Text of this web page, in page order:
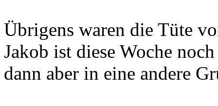
Übrigens waren die Tüte
Jakob ist diese Woche
dann aber in eine andere